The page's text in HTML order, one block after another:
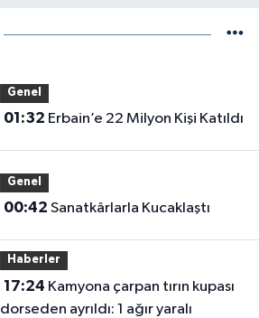
Genel
01:32 Erbain’e 22 Milyon Kişi Katıldı
Genel
00:42 Sanatkârlarla Kucaklaştı
Haberler
17:24
dorseden ayrıldı: 1 ağır yaralı